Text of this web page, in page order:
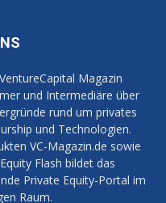
Magazin
und Intermediäre über
rund um privates
und Technologien.
VC-Magazin.de sowie
Flash bildet das
Private Equity-Portal im
Raum.